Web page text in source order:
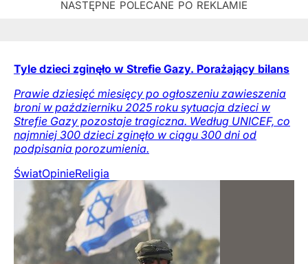
Tyle dzieci zginęło w Strefie Gazy. Porażający bilans
Prawie dziesięć miesięcy po ogłoszeniu zawieszenia
broni w październiku 2025 roku sytuacja dzieci w
Strefie Gazy pozostaje tragiczna. Według UNICEF, co
najmniej 300 dzieci zginęło w ciągu 300 dni od
podpisania porozumienia.
ŚwiatOpinieReligia